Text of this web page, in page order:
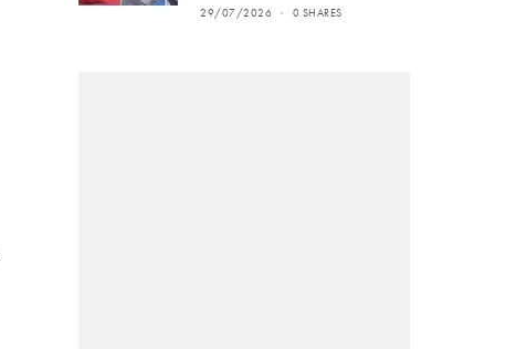
29/07/2026 0 SHARES